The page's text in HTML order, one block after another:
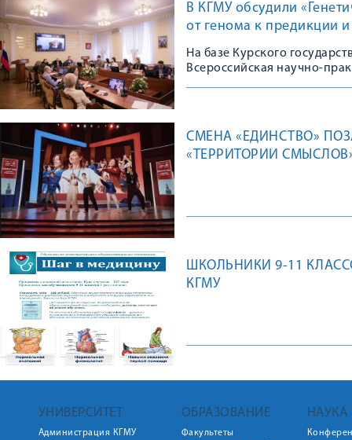
В КГМУ обсудили
от генома к предикции
На базе Курского
Всероссийская научно-
СМЕНА «ЕДИНСТВО»
«ТЕРРИТОРИИ
ШКОЛЬНИКИ 9-11
КГМУ
УНИВЕРСИТЕТ
Администрация КГМУ
ОБРАЗОВАНИЕ
Факультеты
НАУКА